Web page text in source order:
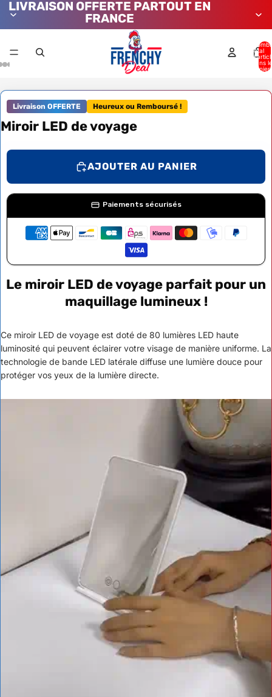
LIVRAISON OFFERTE PARTOUT EN
FRANCE
total
dans le
Livraison OFFERTE Heureux ou Remboursé !
Miroir LED de voyage
AJOUTER AU PANIER
Paiements sécurisés
Le miroir LED de voyage parfait pour un
maquillage lumineux !
Ce miroir LED de voyage est doté de 80 lumières LED haute
luminosité qui peuvent éclairer votre visage de manière uniforme. La
technologie de bande LED latérale diffuse une lumière douce pour
protéger vos yeux de la lumière directe.